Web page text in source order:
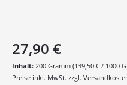
27,90 €
Inhalt: 200 Gramm (139,50 € / 1000
Preise inkl. MwSt. zzgl.